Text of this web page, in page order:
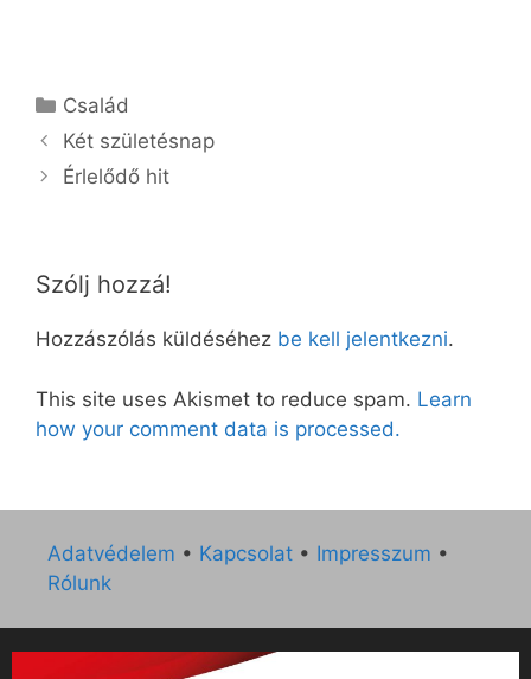
Kategória
Család
Két születésnap
Érlelődő hit
Szólj hozzá!
Hozzászólás küldéséhez be kell jelentkezni.
This site uses Akismet to reduce spam. Learn
how your comment data is processed.
Adatvédelem • Kapcsolat • Impresszum •
Rólunk